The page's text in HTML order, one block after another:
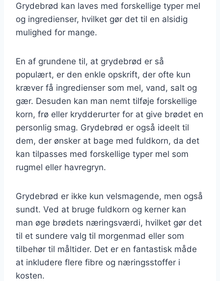
Grydebrød kan laves med forskellige typer mel
og ingredienser, hvilket gør det til en alsidig
mulighed for mange.
En af grundene til, at grydebrød er så
populært, er den enkle opskrift, der ofte kun
kræver få ingredienser som mel, vand, salt og
gær. Desuden kan man nemt tilføje forskellige
korn, frø eller krydderurter for at give brødet en
personlig smag. Grydebrød er også ideelt til
dem, der ønsker at bage med fuldkorn, da det
kan tilpasses med forskellige typer mel som
rugmel eller havregryn.
Grydebrød er ikke kun velsmagende, men også
sundt. Ved at bruge fuldkorn og kerner kan
man øge brødets næringsværdi, hvilket gør det
til et sundere valg til morgenmad eller som
tilbehør til måltider. Det er en fantastisk måde
at inkludere flere fibre og næringsstoffer i
kosten.